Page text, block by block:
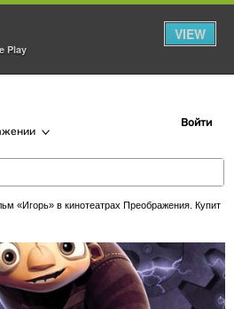
Play
VIEW
Войти
«Игорь» в кинотеатрах Преображения. Купить билеты!